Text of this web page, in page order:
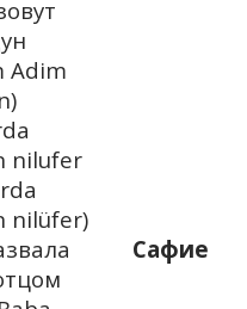
Adim
nilufer
nilüfer)
Сафие